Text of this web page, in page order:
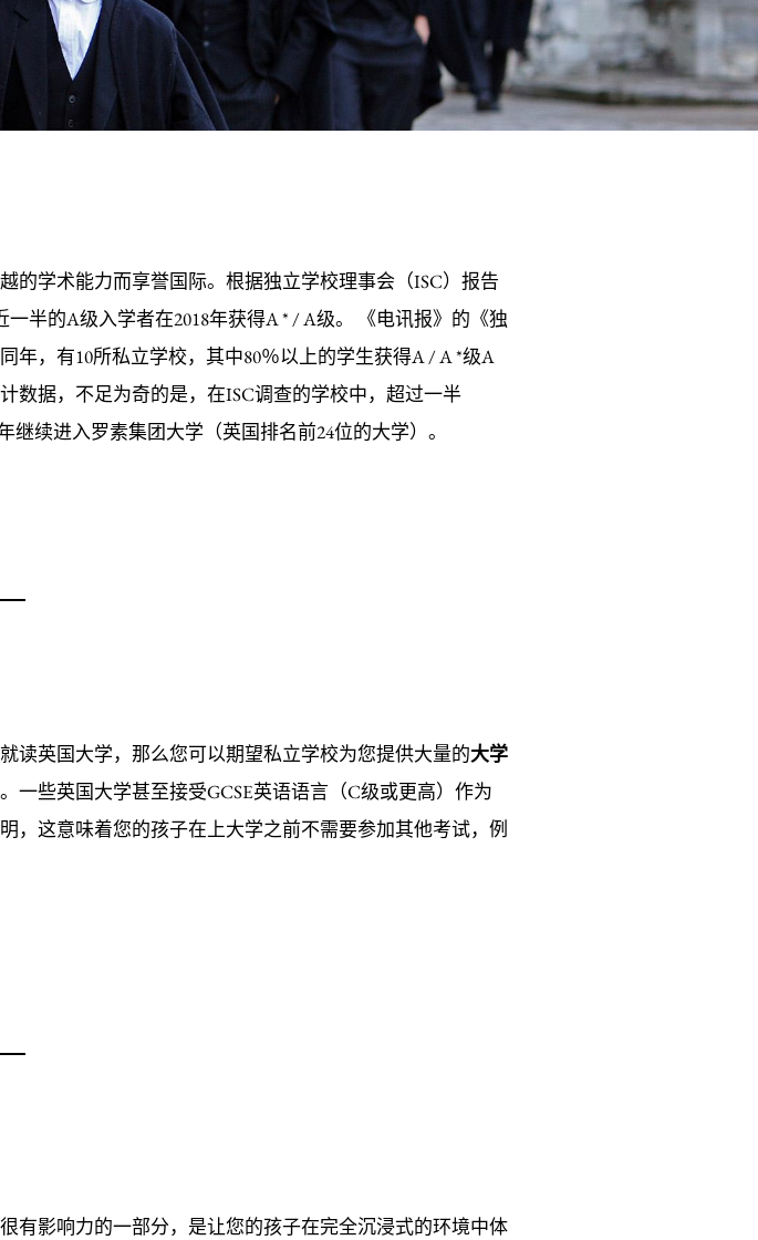
的学术能力而享誉国际。根据独立学校理事会（ISC）报告
一半的A级入学者在2018年获得A * / A级。 《电讯报》的《独
年，有10所私立学校，其中80％以上的学生获得A / A *级A
数据，不足为奇的是，在ISC调查的学校中，超过一半
继续进入罗素集团大学（英国排名前24位的大学）。
读英国大学，那么您可以期望私立学校为您提供大量的大学
一些英国大学甚至接受GCSE英语语言（C级或更高）作为
，这意味着您的孩子在上大学之前不需要参加其他考试，例
有影响力的一部分，是让您的孩子在完全沉浸式的环境中体